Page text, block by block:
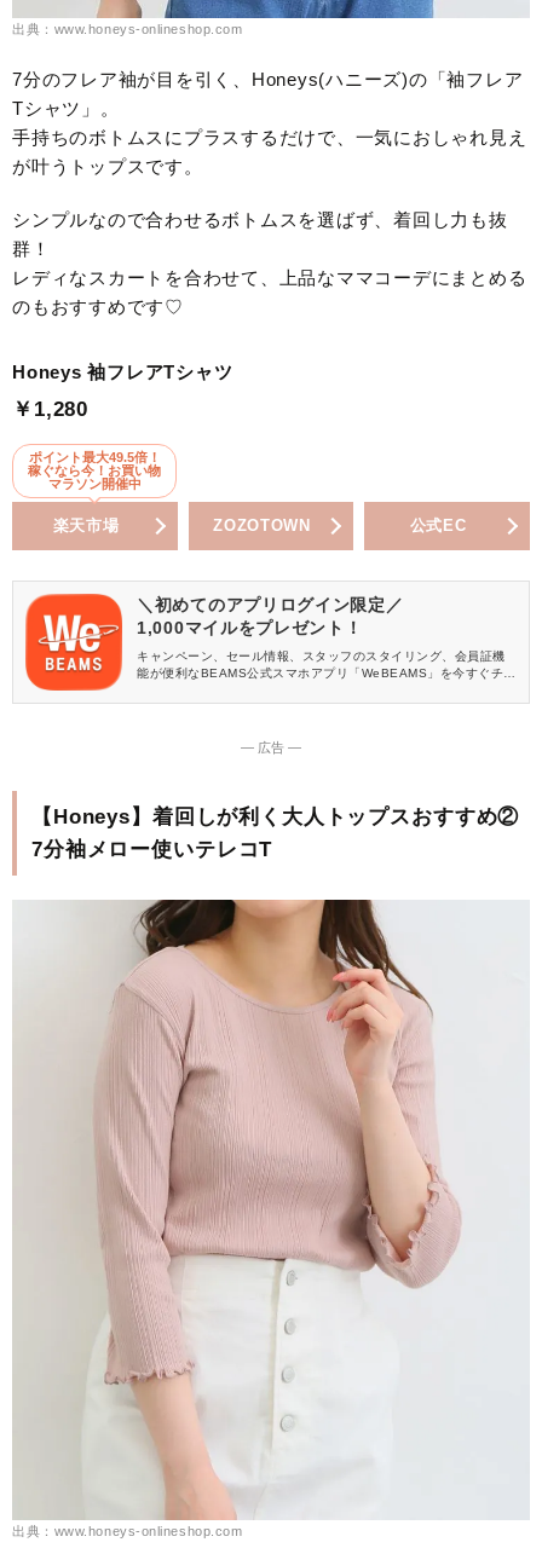
出典：www.honeys-onlineshop.com
7分のフレア袖が目を引く、Honeys(ハニーズ)の「袖フレア
Tシャツ」。
手持ちのボトムスにプラスするだけで、一気におしゃれ見え
が叶うトップスです。
シンプルなので合わせるボトムスを選ばず、着回し力も抜
群！
レディなスカートを合わせて、上品なママコーデにまとめる
のもおすすめです♡
Honeys 袖フレアTシャツ
￥1,280
ポイント最大49.5倍！
稼ぐなら今！お買い物
マラソン開催中
楽天市場 ZOZOTOWN 公式EC
＼初めてのアプリログイン限定／
1,000マイルをプレゼント！
キャンペーン、セール情報、スタッフのスタイリング、会員証機
能が便利なBEAMS公式スマホアプリ「WeBEAMS」を今すぐチェ
― 広告 ―
【Honeys】着回しが利く大人トップスおすすめ②
7分袖メロー使いテレコT
出典：www.honeys-onlineshop.com